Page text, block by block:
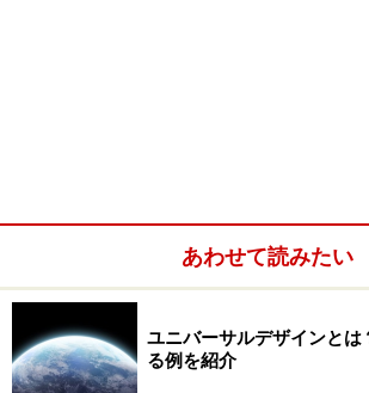
あわせて読みたい
ユニバーサルデザインと
る例を紹介